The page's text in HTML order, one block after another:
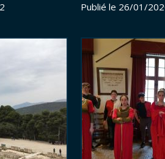
Publié le 26/01/